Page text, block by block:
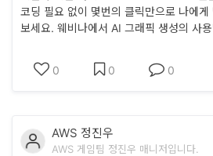
언
스
모
코딩 필요 없이 몇번의 클릭만으로 나에
보세요. 웨비나에서 AI 그래픽 생성의 사
록 확정되신 분들에게 행사 7일 전에 등
링크가 발송될 예정입니다. ** 등록후 설
0 0 0
AWS 정진우
AWS 게임팀 정진우 매니저입니다.